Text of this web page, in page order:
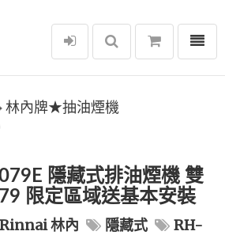
選單
林內牌★抽油煙機
隱藏式排油煙機 雙
限定區域送基本安裝
Rinnai 林內 隱藏式
RH-